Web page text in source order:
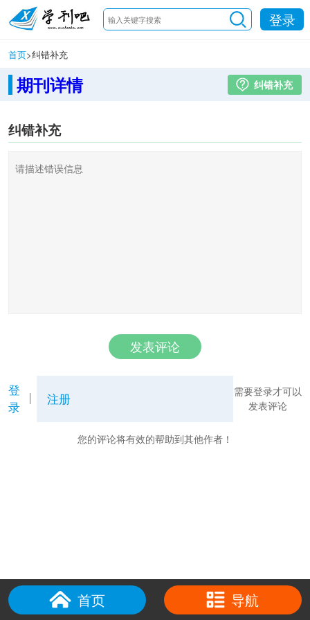
登录
首页>纠错补充
期刊详情 纠错补充
纠错补充
发表评论
登
录
注册
需要登录才可以
发表评论
您的评论将有效的帮助到其他作者！
首页 导航